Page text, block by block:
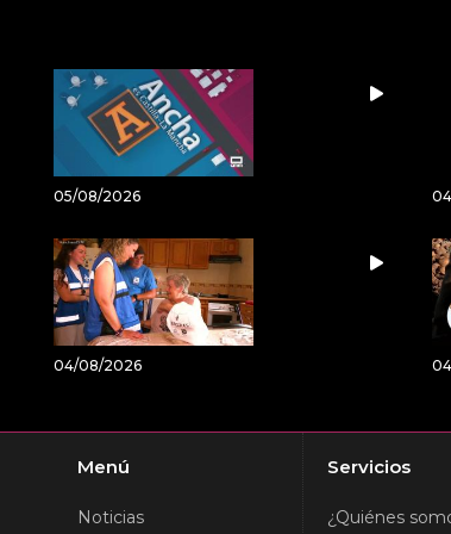
05/08/2026
04/08/2026
Menú
Noticias
Servicios
¿Quiénes